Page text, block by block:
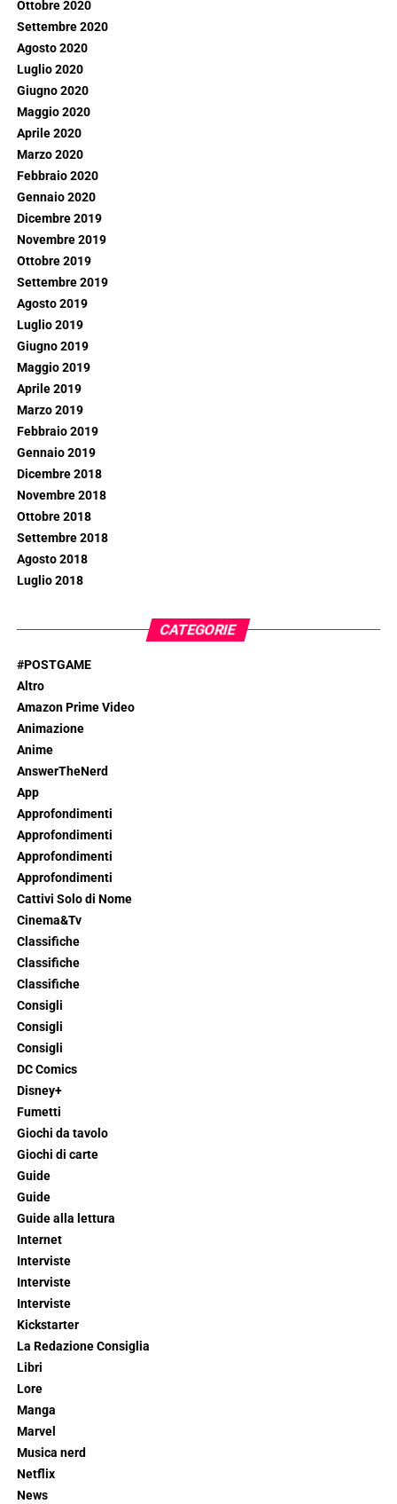
Ottobre 2020
Settembre 2020
Agosto 2020
Luglio 2020
Giugno 2020
Maggio 2020
Aprile 2020
Marzo 2020
Febbraio 2020
Gennaio 2020
Dicembre 2019
Novembre 2019
Ottobre 2019
Settembre 2019
Agosto 2019
Luglio 2019
Giugno 2019
Maggio 2019
Aprile 2019
Marzo 2019
Febbraio 2019
Gennaio 2019
Dicembre 2018
Novembre 2018
Ottobre 2018
Settembre 2018
Agosto 2018
Luglio 2018
CATEGORIE
#POSTGAME
Altro
Amazon Prime Video
Animazione
Anime
AnswerTheNerd
App
Approfondimenti
Approfondimenti
Approfondimenti
Approfondimenti
Cattivi Solo di Nome
Cinema&Tv
Classifiche
Classifiche
Classifiche
Consigli
Consigli
Consigli
DC Comics
Disney+
Fumetti
Giochi da tavolo
Giochi di carte
Guide
Guide
Guide alla lettura
Internet
Interviste
Interviste
Interviste
Kickstarter
La Redazione Consiglia
Libri
Lore
Manga
Marvel
Musica nerd
Netflix
News